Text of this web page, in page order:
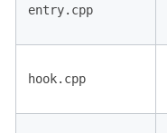
entry.cpp
hook.cpp